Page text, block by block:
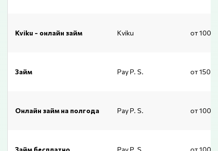
Kviku - онлайн займ Kviku от 1000
Займ Pay P. S. от
Онлайн займ на полгода Pay P. S. от 1000
Займ бесплатно Pay P. S. от 1000